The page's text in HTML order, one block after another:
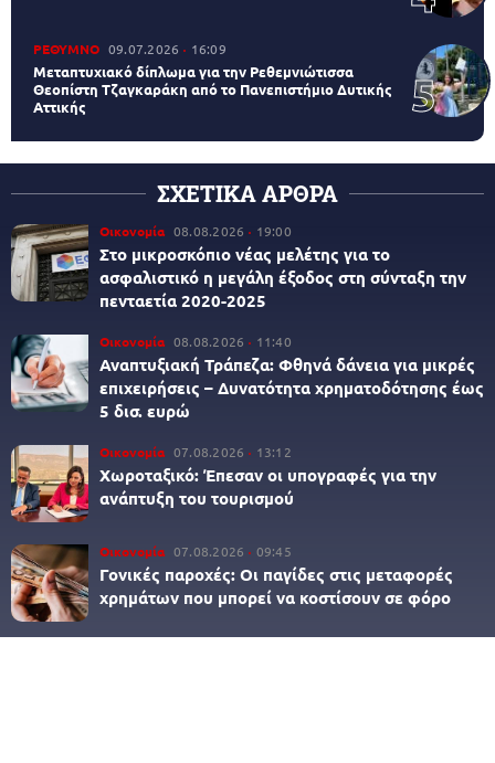
ΡΕΘΥΜΝΟ 09.07.2026 16:09
Μεταπτυχιακό δίπλωμα για την Ρεθεμνιώτισσα
Θεοπίστη Τζαγκαράκη από το Πανεπιστήμιο Δυτικής
Αττικής
ΣΧΕΤΙΚΑ ΑΡΘΡΑ
Οικονομία 08.08.2026 19:00
Στο μικροσκόπιο νέας μελέτης για το
ασφαλιστικό η μεγάλη έξοδος στη σύνταξη την
πενταετία 2020-2025
Οικονομία 08.08.2026 11:40
Αναπτυξιακή Τράπεζα: Φθηνά δάνεια για μικρές
επιχειρήσεις – Δυνατότητα χρηματοδότησης έως
5 δισ. ευρώ
Οικονομία 07.08.2026 13:12
Χωροταξικό: Έπεσαν οι υπογραφές για την
ανάπτυξη του τουρισμού
Οικονομία 07.08.2026 09:45
Γονικές παροχές: Οι παγίδες στις μεταφορές
χρημάτων που μπορεί να κοστίσουν σε φόρο